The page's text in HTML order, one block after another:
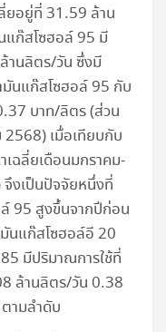
ยอยู่ที่ 31.59 ล้าน
แก๊สโซฮอล์ 95 มี
านลิตร/วัน ซึ่งมี
มันแก๊สโซฮอล์ 95 กับ
บาท/ลิตร (ส่วน
2568) เมื่อเทียบกับ
เฉลี่ยเดือนมกราคม-
งเป็นปัจจัยหนึ่งที่
ล์ 95 สูงขึ้นจากปีก่อน
นแก๊สโซฮอล์อี 20
มีปริมาณการใช้ที่
ล้านลิตร/วัน 0.38
ามลำดับ